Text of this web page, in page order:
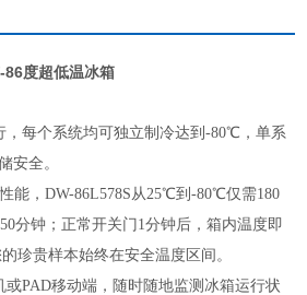
86度超低温冰箱
，每个系统均可独立制冷达到-80℃，单系
安全。
能，DW-86L578S从25℃到-80℃仅需180
分钟；正常开关门1分钟后，箱内温度即
珍贵样本始终在安全温度区间。
PAD移动端，随时随地监测冰箱运行状